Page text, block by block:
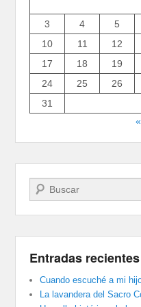
3
4 5
10
11 12
17
18 19
24
25 26
31
Buscar
Entradas recientes
Cuando escuché a mi
La lavandera del Sacro